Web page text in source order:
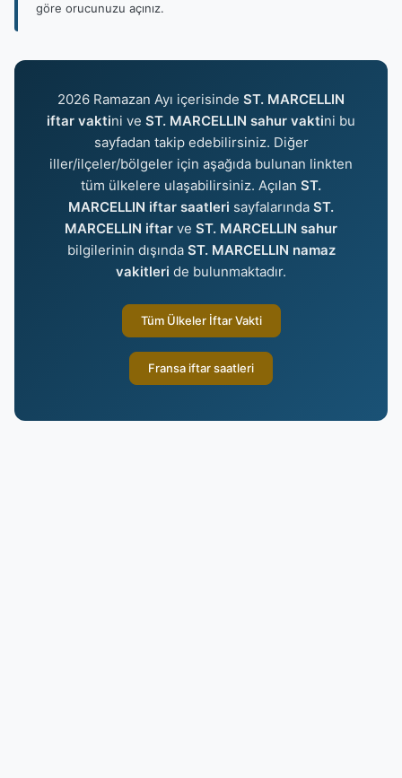
göre orucunuzu açınız.
2026 Ramazan Ayı içerisinde ST. MARCELLIN
iftar vaktini ve ST. MARCELLIN sahur vaktini bu
sayfadan takip edebilirsiniz. Diğer
iller/ilçeler/bölgeler için aşağıda bulunan linkten
tüm ülkelere ulaşabilirsiniz. Açılan ST.
MARCELLIN iftar saatleri sayfalarında ST.
MARCELLIN iftar ve ST. MARCELLIN sahur
bilgilerinin dışında ST. MARCELLIN namaz
vakitleri de bulunmaktadır.
Tüm Ülkeler İftar Vakti
Fransa iftar saatleri